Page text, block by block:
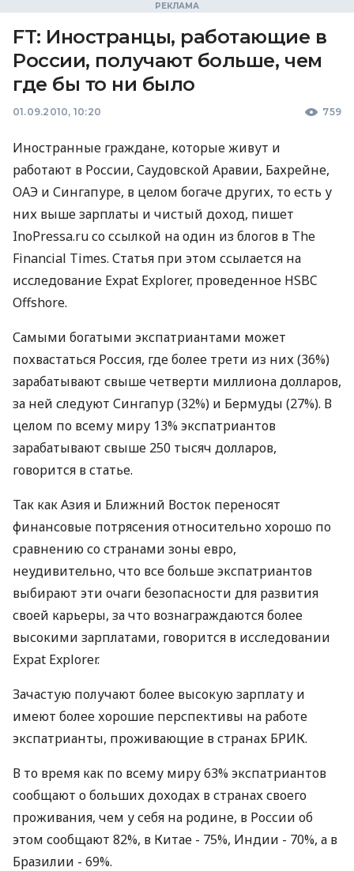
FT: Иностранцы, работающие в
России, получают больше, чем
где бы то ни было
01.09.2010, 10:20 759
Иностранные граждане, которые живут и
работают в России, Саудовской Аравии, Бахрейне,
ОАЭ и Сингапуре, в целом богаче других, то есть у
них выше зарплаты и чистый доход, пишет
InoPressa.ru со ссылкой на один из блогов в The
Financial Times. Статья при этом ссылается на
исследование Expat Explorer, проведенное HSBC
Offshore.
Самыми богатыми экспатриантами может
похвастаться Россия, где более трети из них (36%)
зарабатывают свыше четверти миллиона долларов,
за ней следуют Сингапур (32%) и Бермуды (27%). В
целом по всему миру 13% экспатриантов
зарабатывают свыше 250 тысяч долларов,
говорится в статье.
Так как Азия и Ближний Восток переносят
финансовые потрясения относительно хорошо по
сравнению со странами зоны евро,
неудивительно, что все больше экспатриантов
выбирают эти очаги безопасности для развития
своей карьеры, за что вознаграждаются более
высокими зарплатами, говорится в исследовании
Expat Explorer.
Зачастую получают более высокую зарплату и
имеют более хорошие перспективы на работе
экспатрианты, проживающие в странах БРИК.
В то время как по всему миру 63% экспатриантов
сообщают о больших доходах в странах своего
проживания, чем у себя на родине, в России об
этом сообщают 82%, в Китае - 75%, Индии - 70%, а в
Бразилии - 69%.